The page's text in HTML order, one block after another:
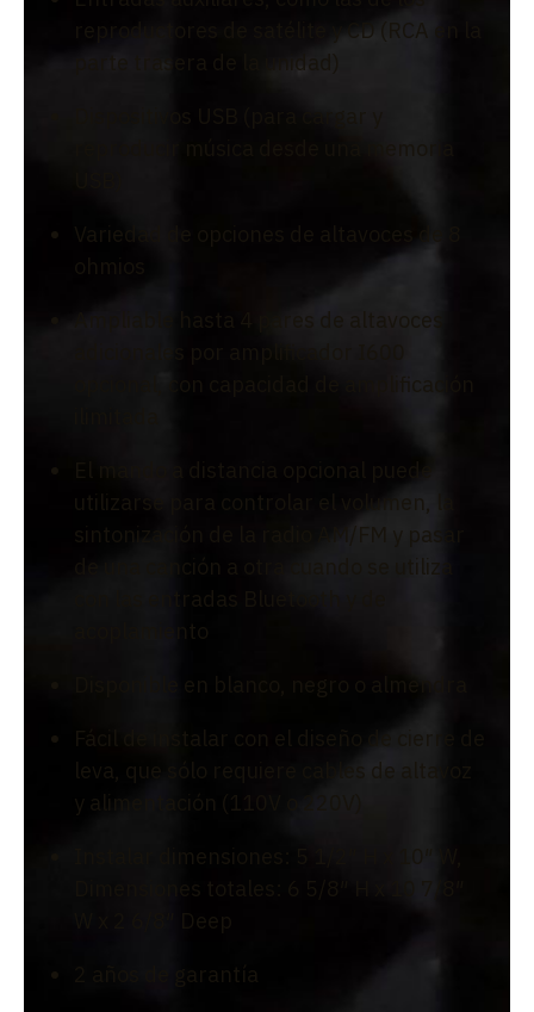
reproductores de satélite y CD (RCA en la
parte trasera de la unidad)
Ampliable hasta 4 pares de altavoces
sintonización de la radio AM/FM y pasar
leva, que sólo requiere cables de altavoz